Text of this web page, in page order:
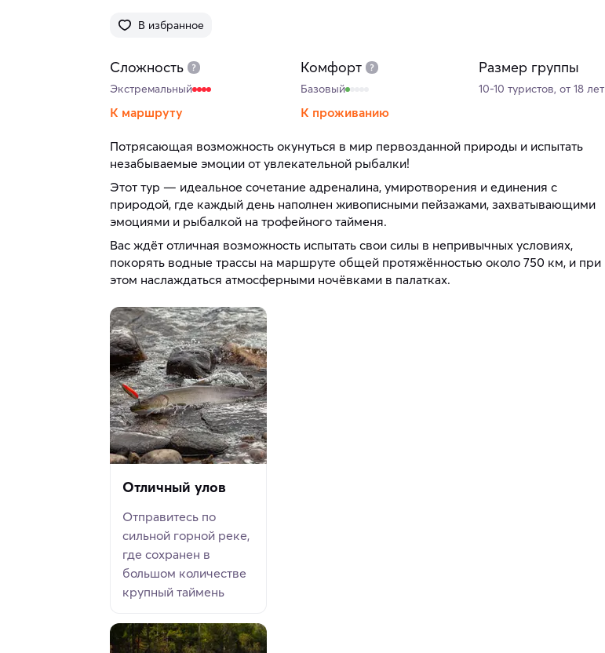
В избранное
Сложность
Экстремальный
К маршруту
Комфорт
Базовый
К проживанию
Размер группы
10-10 туристов, от 18 лет
Потрясающая возможность окунуться в мир первозданной природы и испытать
незабываемые эмоции от увлекательной рыбалки!
Этот тур — идеальное сочетание адреналина, умиротворения и единения с
природой, где каждый день наполнен живописными пейзажами, захватывающими
эмоциями и рыбалкой на трофейного тайменя.
Вас ждёт отличная возможность испытать свои силы в непривычных условиях,
покорять водные трассы на маршруте общей протяжённостью около 750 км, и при
этом наслаждаться атмосферными ночёвками в палатках.
Отличный улов
Отправитесь по
сильной горной реке,
где сохранен в
большом количестве
крупный таймень